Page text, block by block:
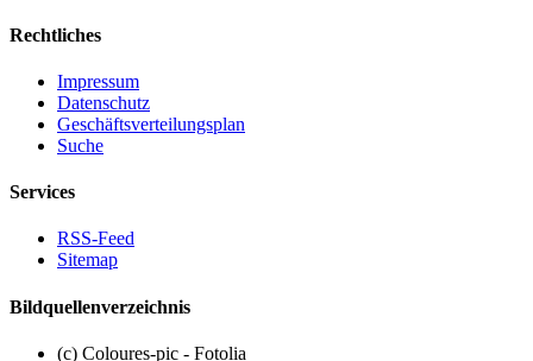
Rechtliches
Impressum
Datenschutz
Geschäftsverteilungsplan
Suche
Services
RSS-Feed
Sitemap
Bildquellenverzeichnis
(c) Coloures-pic - Fotolia